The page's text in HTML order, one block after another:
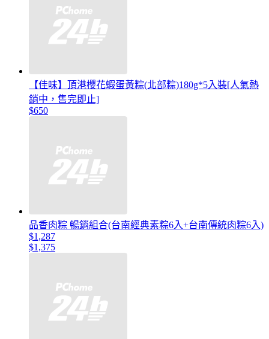
【佳味】頂港櫻花蝦蛋黃粽(北部粽)180g*5入裝[人氣熱
銷中，售完即止]
$650
品香肉粽 暢銷組合(台南經典素粽6入+台南傳統肉粽6入)
$1,287
$1,375